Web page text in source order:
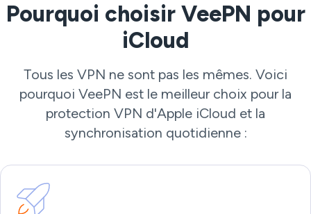
Pourquoi choisir VeePN pour
iCloud
Tous les VPN ne sont pas les mêmes. Voici
pourquoi VeePN est le meilleur choix pour la
protection VPN d'Apple iCloud et la
synchronisation quotidienne :